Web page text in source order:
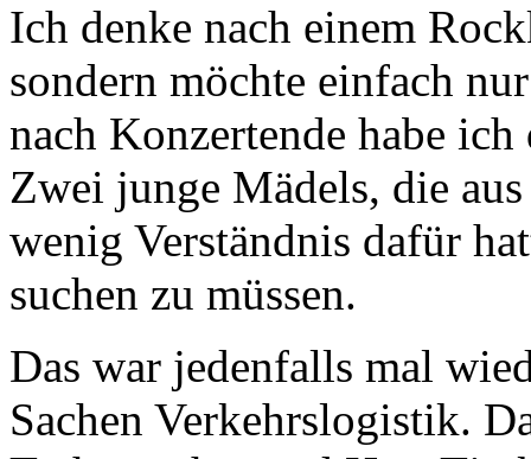
Ich denke nach einem
sondern möchte einfach
nach Konzertende habe
Zwei junge Mädels, die
wenig Verständnis dafür
suchen zu müssen.
Das war jedenfalls mal
Sachen Verkehrslogistik.